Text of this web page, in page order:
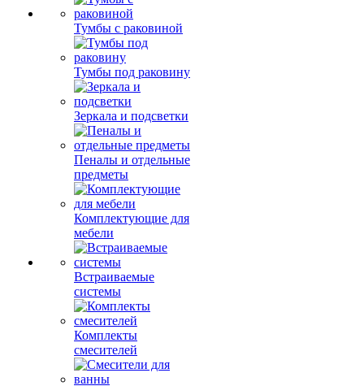
Тумбы с раковиной
Тумбы под раковину
Зеркала и подсветки
Пеналы и отдельные
предметы
Комплектующие для
мебели
Встраиваемые
системы
Комплекты
смесителей